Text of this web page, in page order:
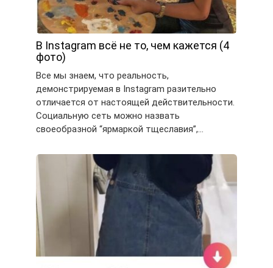
В Instagram всё не то, чем кажется (4
фото)
Все мы знаем, что реальность,
демонстрируемая в Instagram разительно
отличается от настоящей действительности.
Социальную сеть можно назвать
своеобразной “ярмаркой тщеславия”,…